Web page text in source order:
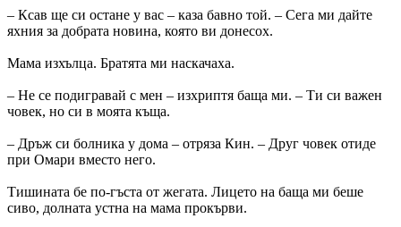
– Ксав ще си остане у вас – каза бавно той. – Сега ми дайте
яхния за добрата новина, която ви донесох.
Мама изхълца. Братята ми наскачаха.
– Не се подигравай с мен – изхриптя баща ми. – Ти си важен
човек, но си в моята къща.
– Дръж си болника у дома – отряза Кин. – Друг човек отиде
при Омари вместо него.
Тишината бе по-гъста от жегата. Лицето на баща ми беше
сиво, долната устна на мама прокърви.